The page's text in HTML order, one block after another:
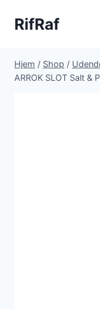
RifRaf
Hjem / Shop /
ARROK SLOT Salt &